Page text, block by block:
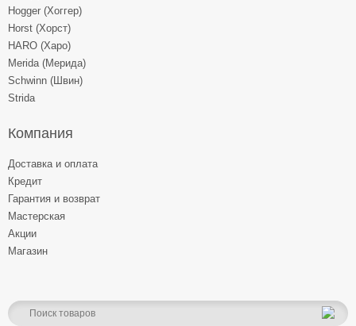
Hogger (Хоггер)
Horst (Хорст)
HARO (Харо)
Merida (Мерида)
Schwinn (Швин)
Strida
Компания
Доставка и оплата
Кредит
Гарантия и возврат
Мастерская
Акции
Магазин